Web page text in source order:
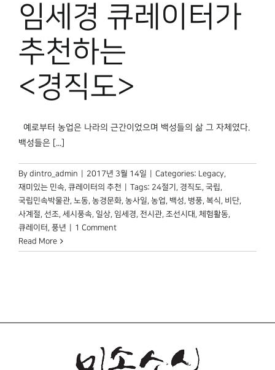
임세경 큐레이터가
추천하는
<경직도>
예로부터 농업은 나라의 근간이었으며 백성들의 삶 그 자체였다.
백성들은 [...]
By dintro_admin 2017년 3월 14일 Categories: Legacy,
재미있는 민속, 큐레이터의 추천 Tags: 24절기 , 경직도, 국립,
국립민속박물관, 노동, 농경문화, 농사일, 농업, 백성, 병풍, 복식, 비단,
사계절, 선조, 세시풍속, 일상, 임세경, 전시관, 조선시대 , 체험활동,
큐레이터 , 풍년
1 Comment
Read More